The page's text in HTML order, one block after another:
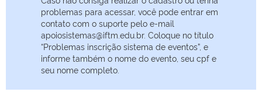
problemas para acessar, você pode entrar em
contato com o suporte pelo e-mail
apoiosistemas@iftm.edu.br. Coloque no título
“Problemas inscrição sistema de eventos”, e
informe também o nome do evento, seu cpf e
seu nome completo.